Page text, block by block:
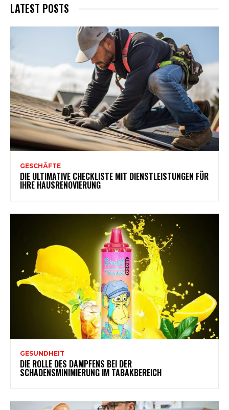
LATEST POSTS
GESCHÄFTE
DIE ULTIMATIVE CHECKLISTE MIT DIENSTLEISTUNGEN FÜR
IHRE HAUSRENOVIERUNG
GESUNDHEIT
DIE ROLLE DES DAMPFENS BEI DER
SCHADENSMINIMIERUNG IM TABAKBEREICH